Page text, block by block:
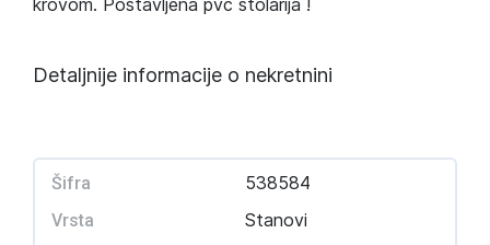
krovom. Postavljena pvc stolarija !
Detaljnije informacije o nekretnini
Šifra 538584
Vrsta Stanovi